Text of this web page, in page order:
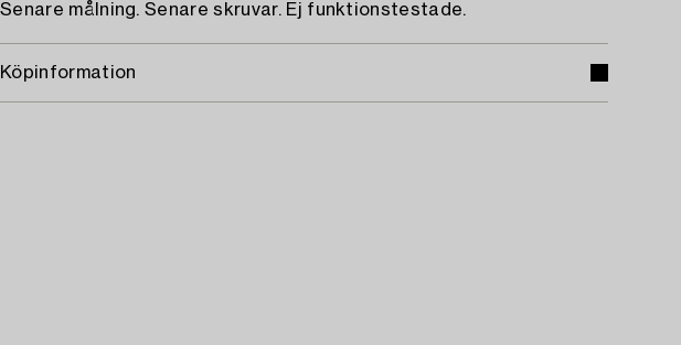
Senare målning. Senare skruvar. Ej funktionstestade.
Köpinformation